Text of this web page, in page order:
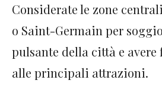
Considerate le zone
o Saint-Germain per
pulsante della città e avere
alle principali attrazioni.